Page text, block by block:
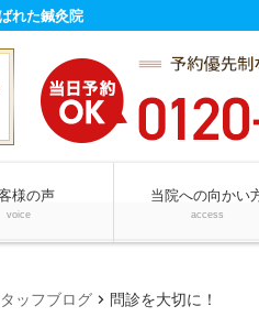
れた鍼灸院
様の声
voice
当院への向かい
access
ッフブログ chevron_right 問診を大切に！